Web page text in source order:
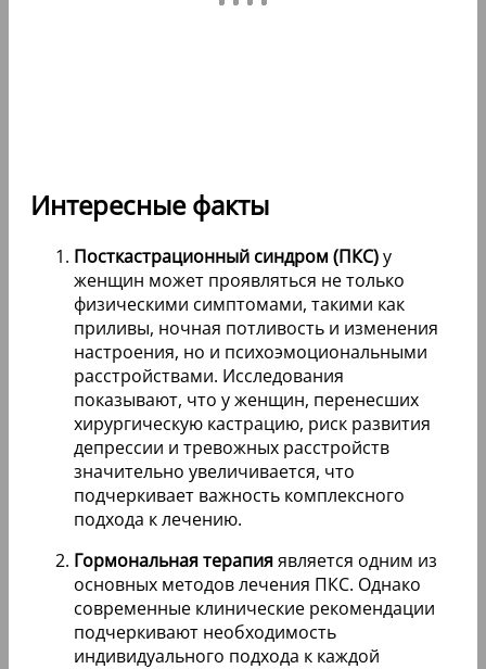
Интересные факты
Посткастрационный синдром (ПКС)у
женщин может проявляться не только
физическими симптомами, такими как
приливы, ночная потливость и изменения
настроения, но и психоэмоциональными
расстройствами. Исследования
показывают, что у женщин, перенесших
хирургическую кастрацию, риск развития
депрессии и тревожных расстройств
значительно увеличивается, что
подчеркивает важность комплексного
подхода к лечению.
Гормональная терапияявляется одним из
основных методов лечения ПКС. Однако
современные клинические рекомендации
подчеркивают необходимость
индивидуального подхода к каждой